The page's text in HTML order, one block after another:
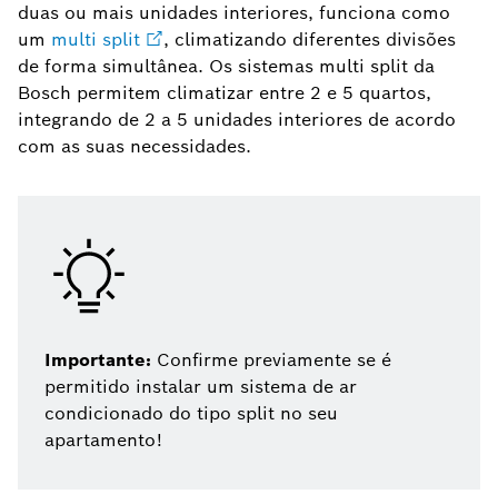
duas ou mais unidades interiores, funciona como
um multi split
, climatizando diferentes divisões
de forma simultânea. Os sistemas multi split da
Bosch permitem climatizar entre 2 e 5 quartos,
integrando de 2 a 5 unidades interiores de acordo
com as suas necessidades.
Importante: Confirme previamente se é
permitido instalar um sistema de ar
condicionado do tipo split no seu
apartamento!